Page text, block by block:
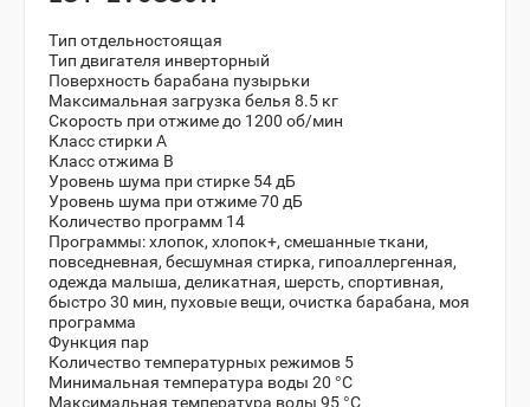
Тип отдельностоящая
Тип двигателя инверторный
Поверхность барабана пузырьки
Максимальная загрузка белья 8.5 кг
Скорость при отжиме до 1200 об/мин
Класс стирки A
Класс отжима B
Уровень шума при стирке 54 дБ
Уровень шума при отжиме 70 дБ
Количество программ 14
Программы: хлопок, хлопок+, смешанные ткани,
повседневная, бесшумная стирка, гипоаллергенная,
одежда малыша, деликатная, шерсть, спортивная,
быстро 30 мин, пуховые вещи, очистка барабана, моя
программа
Функция пар
Количество температурных режимов 5
Минимальная температура воды 20 °С
Максимальная температура воды 95 °С